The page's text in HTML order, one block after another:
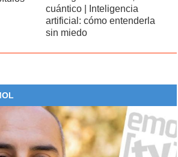
cuántico | Inteligencia
artificial: cómo entenderla
sin miedo